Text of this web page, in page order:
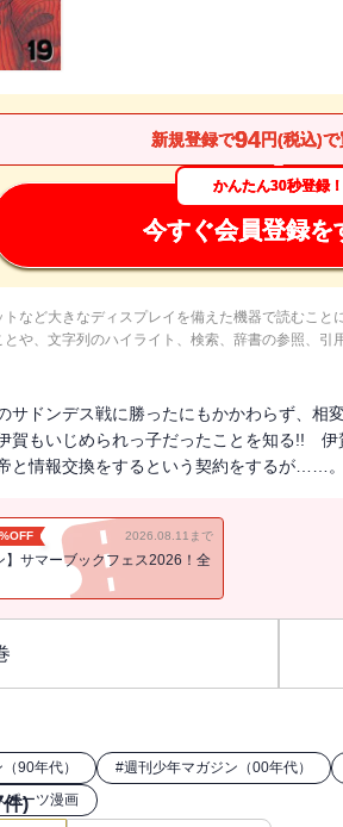
新規登録で94円(税込)で
かんたん30秒登録！
今すぐ会員登録を
など大きなディスプレイを備えた機器で読むこと
や、文字列のハイライト、検索、辞書の参照、引
サドンデス戦に勝ったにもかかわらず、相
賀もいじめられっ子だったことを知る!!
と情報交換をするという契約をするが
2026.08.11まで
】サマーブックフェス2026！全
90年代） #週刊少年マガジン（00年代）
ポーツ漫画
件)